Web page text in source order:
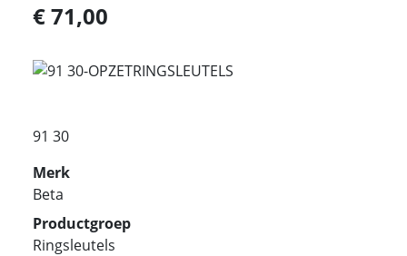
€ 71,00
91 30
Merk
Beta
Productgroep
Ringsleutels